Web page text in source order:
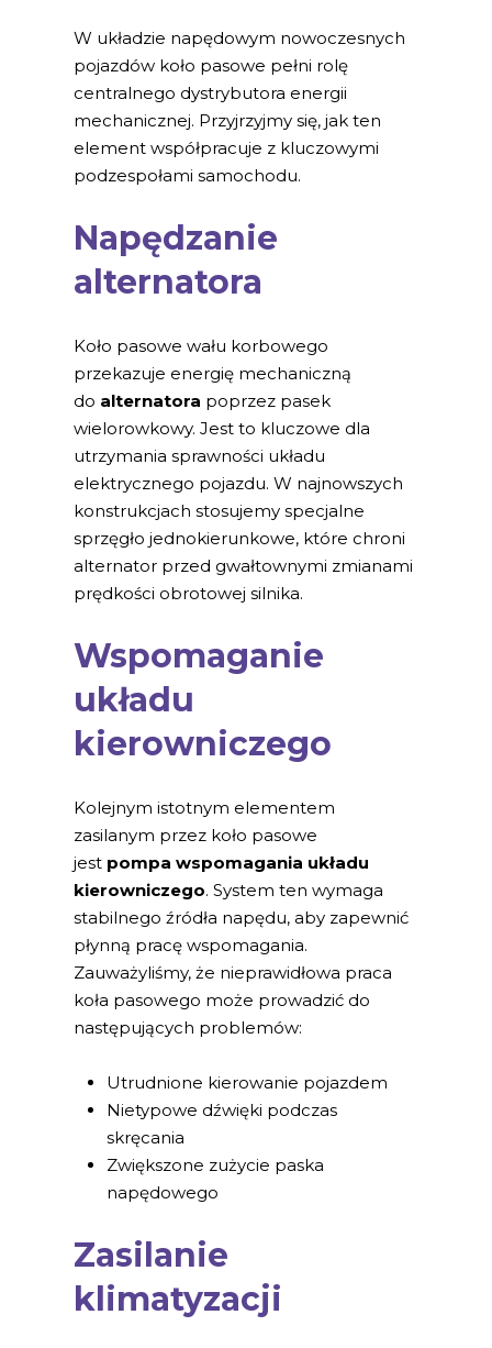
W układzie napędowym nowoczesnych
pojazdów koło pasowe pełni rolę
centralnego dystrybutora energii
mechanicznej. Przyjrzyjmy się, jak ten
element współpracuje z kluczowymi
podzespołami samochodu.
Napędzanie
alternatora
Koło pasowe wału korbowego
przekazuje energię mechaniczną
do alternatora poprzez pasek
wielorowkowy. Jest to kluczowe dla
utrzymania sprawności układu
elektrycznego pojazdu. W najnowszych
konstrukcjach stosujemy specjalne
sprzęgło jednokierunkowe, które chroni
alternator przed gwałtownymi zmianami
prędkości obrotowej silnika.
Wspomaganie
układu
kierowniczego
Kolejnym istotnym elementem
zasilanym przez koło pasowe
jest pompa wspomagania układu
kierowniczego. System ten wymaga
stabilnego źródła napędu, aby zapewnić
płynną pracę wspomagania.
Zauważyliśmy, że nieprawidłowa praca
koła pasowego może prowadzić do
następujących problemów:
Utrudnione kierowanie pojazdem
Nietypowe dźwięki podczas
skręcania
Zwiększone zużycie paska
napędowego
Zasilanie
klimatyzacji